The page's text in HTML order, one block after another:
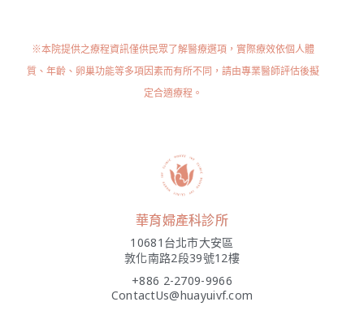
※本院提供之療程資訊僅供民眾了解醫療選項，實際療效依個人體
質、年齡、卵巢功能等多項因素而有所不同，請由專業醫師評估後擬
定合適療程。
華育婦產科診所
10681台北市大安區
敦化南路2段39號12樓
+886 2-2709-9966
ContactUs@huayuivf.com